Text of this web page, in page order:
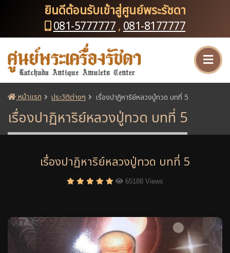
ยินดีต้อนรับเข้าสู่ศูนย์พระรัชดา
081-5777777, 081-8177777
หน้าแรก ประวัติต่างๆ เรื่องปาฏิหาริย์หลวงปู่ทวด บทที่ 5
เรื่องปาฏิหาริย์หลวงปู่ทวด บทที่ 5
เรื่องปาฏิหาริย์หลวงปู่ทวด บทที่ 5
65188 Views